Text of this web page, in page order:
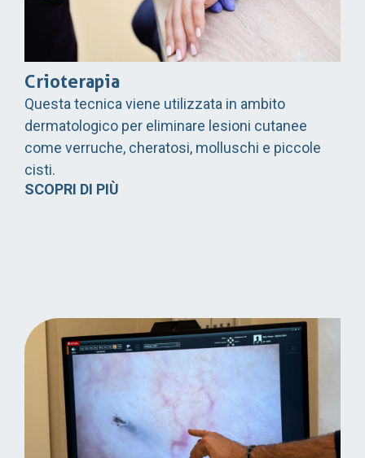
Crioterapia
Questa tecnica viene utilizzata in ambito
dermatologico per eliminare lesioni cutanee
come verruche, cheratosi, molluschi e piccole
cisti.
SCOPRI DI PIÙ